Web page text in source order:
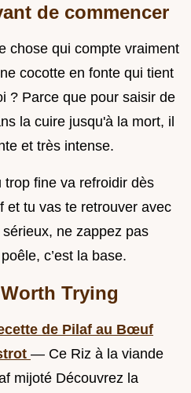
de commencer
chose qui compte vraiment
cocotte en fonte qui tient
? Parce que pour saisir de
la cuire jusqu'à la mort, il
et très intense.
fine va refroidir dès
tu vas te retrouver avec
ne zappez pas
c’est la base.
Trying
de Pilaf au Bœuf
— Ce Riz à la viande
mijoté Découvrez la